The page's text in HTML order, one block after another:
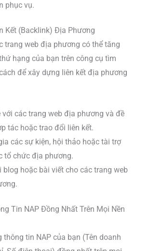
phục vụ.
Kết (Backlink) Địa Phương
trang web địa phương có thể tăng
hạng của bạn trên công cụ tìm
để xây dựng liên kết địa phương
với các trang web địa phương và đề
tác hoặc trao đổi liên kết.
các sự kiện, hội thảo hoặc tài trợ
tổ chức địa phương.
blog hoặc bài viết cho các trang web
Tin NAP Đồng Nhất Trên Mọi Nền
thông tin NAP của bạn (Tên doanh